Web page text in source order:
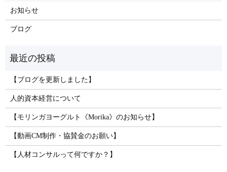
お知らせ
ブログ
【ブログを更新しました】
人的資本経営について
【モリンガヨーグルト《Morika》のお知らせ】
【動画CM制作・協賛金のお願い】
【人材コンサルって何ですか？】